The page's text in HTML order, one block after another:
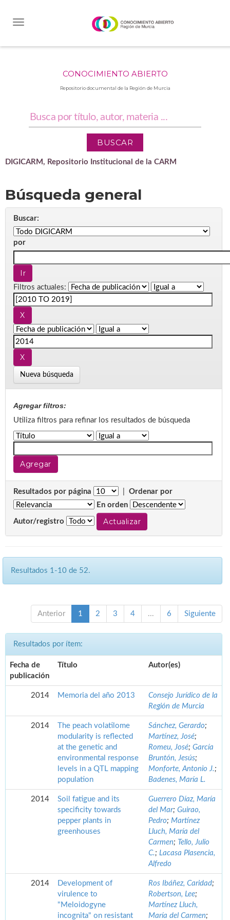
CONOCIMIENTO ABIERTO
Repositorio documental de la Región de Murcia
DIGICARM, Repositorio Institucional de la CARM
Búsqueda general
Buscar:
por
Filtros actuales:
Nueva búsqueda
Agregar filtros:
Utiliza filtros para refinar los resultados de búsqueda
Resultados por página
Ordenar por
En orden
Autor/registro
Resultados 1-10 de 52.
Anterior 1 2 3 4 ... 6 Siguiente
Resultados por ítem:
Fecha de
publicación
Título Autor(es)
2014 Memoria del año 2013
Consejo Jurídico de la
Región de Murcia
2014
The peach volatilome
modularity is reflected
at the genetic and
environmental response
levels in a QTL mapping
population
Sánchez, Gerardo;
Martínez, José;
Romeu, José; García
Bruntón, Jesús;
Monforte, Antonio J.;
Badenes, María L.
2014
Soil fatigue and its
specificity towards
pepper plants in
greenhouses
Guerrero Díaz, María
del Mar; Guirao,
Pedro; Martínez
Lluch, María del
Carmen; Tello, Julio
C.; Lacasa Plasencia,
Alfredo
2014
Development of
virulence to
"Meloidogyne
incognita" on resistant
Ros Ibáñez, Caridad;
Robertson, Lee;
Martínez Lluch,
María del Carmen;